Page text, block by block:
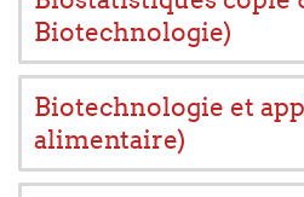
Biotechnologie)
Biotechnologie et
alimentaire)